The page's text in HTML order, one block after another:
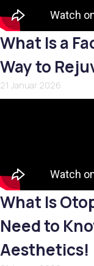
What Is a
Way to
21 Januar 2026
What Is
Need to
Aesthetics!